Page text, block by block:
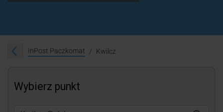
InPost Paczkomat Kwilcz